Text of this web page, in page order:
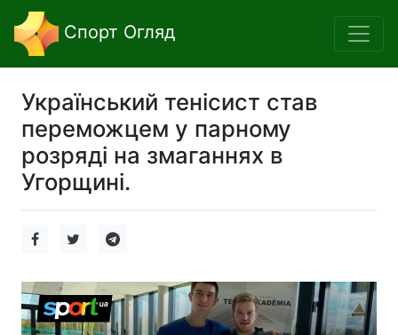
Спорт Огляд
Український тенісист став
переможцем у парному
розряді на змаганнях в
Угорщині.